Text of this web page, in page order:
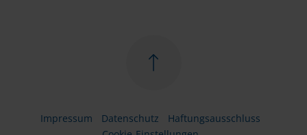
Impressum Datenschutz
Haftungsausschluss